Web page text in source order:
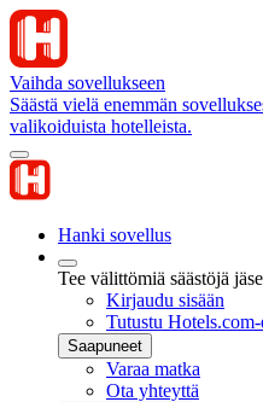
Vaihda sovellukseen
Säästä vielä enemmän
valikoiduista hotelleista.
Hanki sovellus
Tee välittömiä säästöjä
Kirjaudu sisään
Tutustu
Saapuneet
Varaa matka
Ota yhteyttä